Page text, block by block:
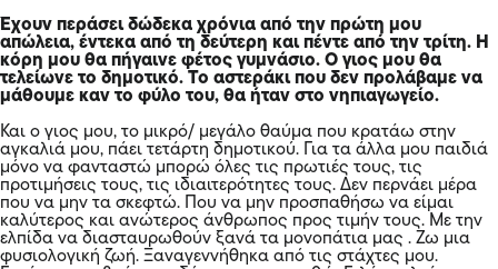
Έχουν περάσει δώδεκα χρόνια από την πρώτη μου
απώλεια, έντεκα από τη δεύτερη και πέντε από την τρίτη. Η
κόρη μου θα πήγαινε φέτος γυμνάσιο. Ο γιος μου θα
τελείωνε το δημοτικό. Το αστεράκι που δεν προλάβαμε να
μάθουμε καν το φύλο του, θα ήταν στο νηπιαγωγείο.
Και ο γιος μου, το μικρό/ μεγάλο θαύμα που κρατάω στην
αγκαλιά μου, πάει τετάρτη δημοτικού. Για τα άλλα μου παιδιά
μόνο να φανταστώ μπορώ όλες τις πρωτιές τους, τις
προτιμήσεις τους, τις ιδιαιτερότητες τους. Δεν περνάει μέρα
που να μην τα σκεφτώ. Που να μην προσπαθήσω να είμαι
καλύτερος και ανώτερος άνθρωπος προς τιμήν τους. Με την
ελπίδα να διασταυρωθούν ξανά τα μονοπάτια μας . Ζω μια
φυσιολογική ζωή. Ξαναγεννήθηκα από τις στάχτες μου.